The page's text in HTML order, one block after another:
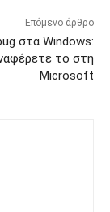
Επόμενο άρθρο
στα Windows:
το στη
Microsoft